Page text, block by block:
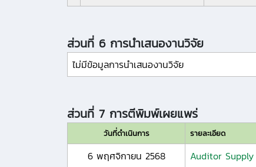
ส่วนที่ 6 การนำเสนองานวิจัย
ไม่มีข้อมูลการนำเสนองานวิจัย
ส่วนที่ 7 การตีพิมพ์เผยแพร่
วันที่ดำเนินการ รายละเอียด
6 พฤศจิกายน 2568 Auditor